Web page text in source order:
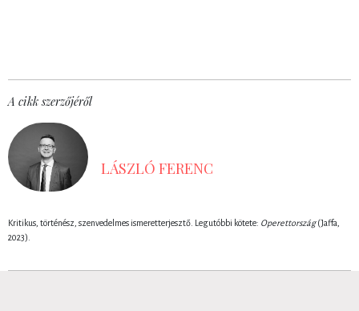
A cikk szerzőjéről
LÁSZLÓ FERENC
Kritikus, történész, szenvedelmes ismeretterjesztő. Legutóbbi kötete: Operettország(Jaffa,
2023).